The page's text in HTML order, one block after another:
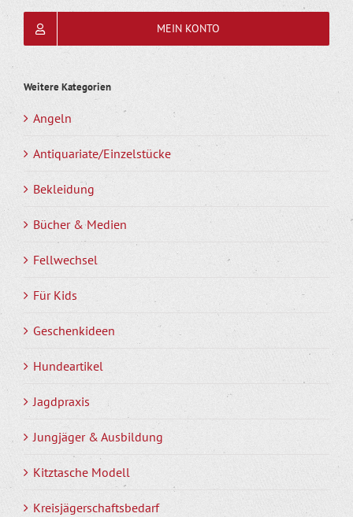
MEIN KONTO
Weitere Kategorien
Angeln
Antiquariate/Einzelstücke
Bekleidung
Bücher & Medien
Fellwechsel
Für Kids
Geschenkideen
Hundeartikel
Jagdpraxis
Jungjäger & Ausbildung
Kitztasche Modell
Kreisjägerschaftsbedarf